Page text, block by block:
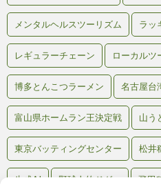
メンタルヘルスツーリズム ラッ
レギュラーチェーン ローカルツ
博多とんこつラーメン 名古屋台
富山県ホームラン王決定戦 山う
東京バッティングセンター 松井
生成AI 野球人的ドグマ 飛田